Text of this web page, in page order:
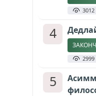
3012
4
2999
5